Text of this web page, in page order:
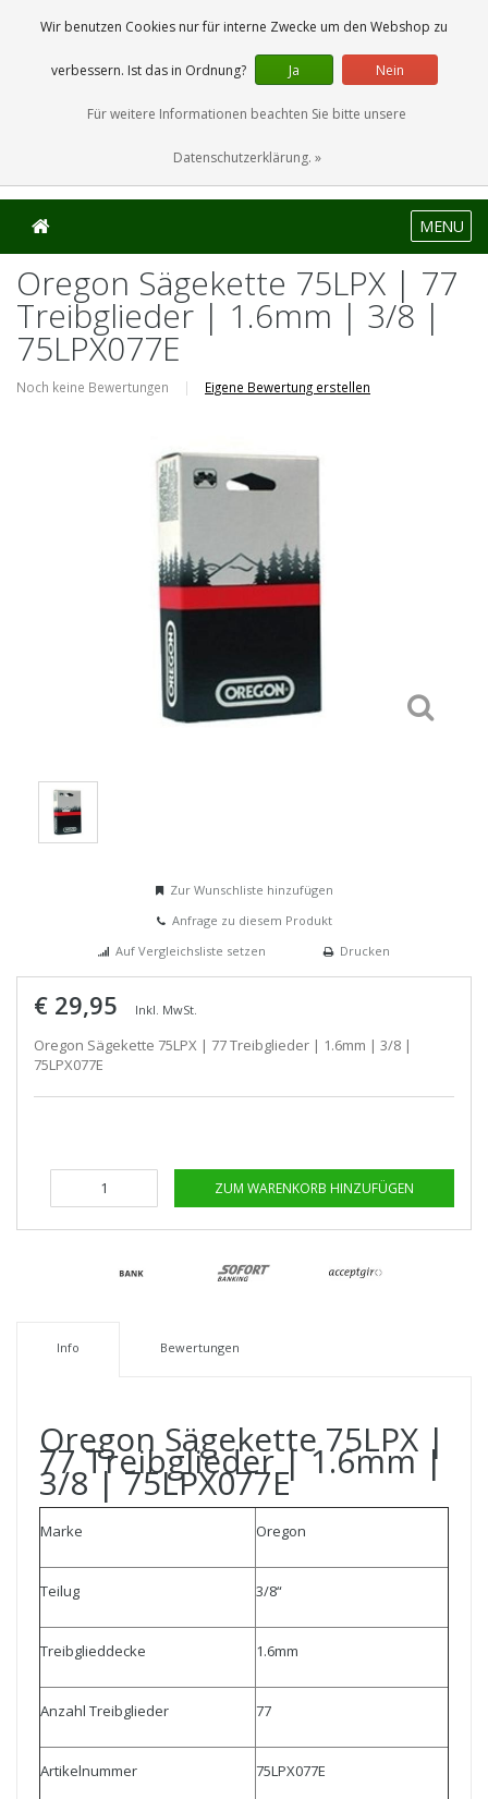
0 Artikel
MENU
Oregon Sägekette 75LPX | 77
Treibglieder | 1.6mm | 3/8 |
75LPX077E
Noch keine Bewertungen | Eigene Bewertung erstellen
Zur Wunschliste hinzufügen
Anfrage zu diesem Produkt
Auf Vergleichsliste setzen
Drucken
€ 29,95 Inkl. MwSt.
Oregon Sägekette 75LPX | 77 Treibglieder | 1.6mm | 3/8 |
75LPX077E
ZUM WARENKORB HINZUFÜGEN
Info Bewertungen
Oregon Sägekette 75LPX |
77 Treibglieder | 1.6mm |
3/8 | 75LPX077E
Marke Oregon
Teilug 3/8“
Treibglieddecke 1.6mm
Anzahl Treibglieder 77
Artikelnummer 75LPX077E
Wir benutzen Cookies nur für interne Zwecke um den Webshop zu
verbessern. Ist das in Ordnung? Ja Nein
Für weitere Informationen beachten Sie bitte unsere
Datenschutzerklärung. »